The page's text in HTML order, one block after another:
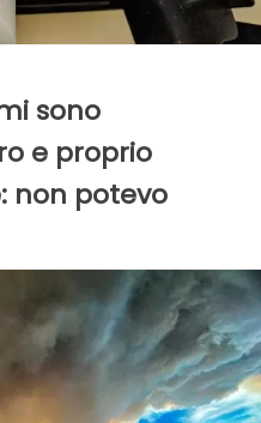
sono
e proprio
non potevo